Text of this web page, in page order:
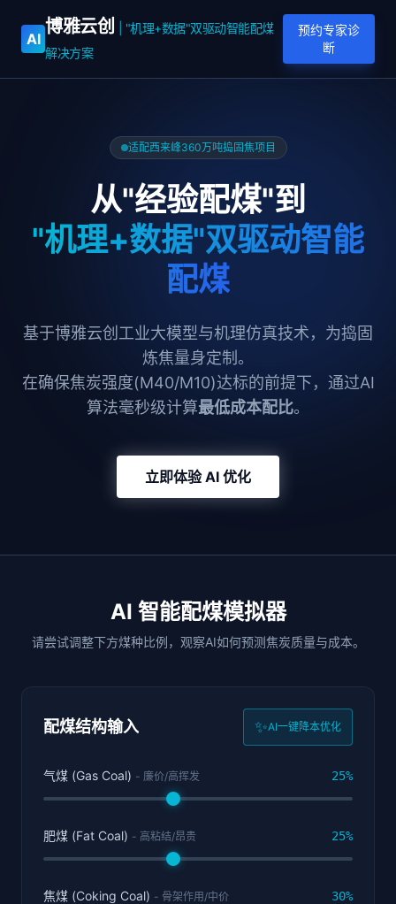
AI
博雅云创
| "机理+数据"双驱动智能配煤
解决方案
预约专家诊
断
适配西来峰360万吨捣固焦项目
从"经验配煤"到
"机理+数据"双驱动智能
配煤
基于博雅云创工业大模型与机理仿真技术，为捣固
炼焦量身定制。
在确保焦炭强度(M40/M10)达标的前提下，通过AI
算法毫秒级计算最低成本配比。
立即体验 AI 优化
AI 智能配煤模拟器
请尝试调整下方煤种比例，观察AI如何预测焦炭质量与成本。
配煤结构输入 ✨AI一键降本优化
气煤 (Gas Coal) - 廉价/高挥发 25%
肥煤 (Fat Coal) - 高粘结/昂贵 25%
焦煤 (Coking Coal) - 骨架作用/中价 30%